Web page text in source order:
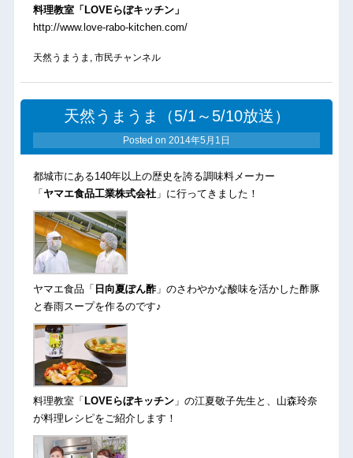
料理教室「LOVEらぼキッチン」
http://www.love-rabo-kitchen.com/
天然うまうま 市民チャンネル
天然うまうま（5/1～5/10放送）
Posted on 2014年5月1日
都城市にある140年以上の歴史を誇る調味料メーカー
「 ヤマエ食品工業株式会社」に行ってきました！
ヤマエ食品「 日向夏ぽん酢」のさわやかな酸味を活かした酢豚
と春雨スープを作るのです♪
料理教室「 LOVEらぼキッチン」の江夏敬子先生 と、山森玲奈
が料理レシピをご紹介します！